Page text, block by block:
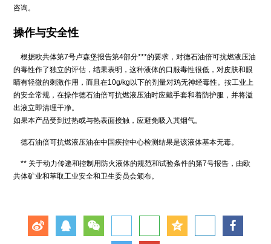
咨询。
操作与安全性
根据欧共体第7号卢森堡报告第4部分***的要求，对德石油倍可抗燃液压油
的毒性作了独立的评估，结果表明，这种液体的口服毒性很低，对皮肤和眼
睛有轻微的刺激作用，而且在10g/kg以下的剂量对鸡无神经毒性。按工业上
的安全常规，在操作德石油倍可抗燃液压油时应戴手套和着防护服，并将溢
出液立即清理干净。
如果本产品受到过热或与热表面接触，应避免吸入其烟气。
德石油倍可抗燃液压油在中国疾控中心检测结果是该液体基本无毒。
** 关于动力传递和控制用防火液体的规范和试验条件的第7号报告，由欧
共体矿业和萃取工业安全和卫生委员会颁布。